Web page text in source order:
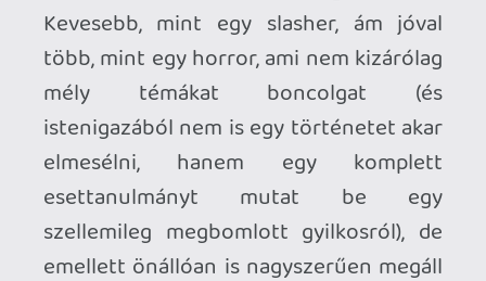
Nagyon jó írások, szuper volt olvasni - jó
ismét látni!!
A hétvégi programom megcsináltad,
mindhárom filmet meglessük asszonnyal.
Necroman Mk2 2025.03.13 10:53:04 #1zz2d
A film végig 1918-ban játszódik? Mert a
felsorolt sztárok mind később váltak
híressé.